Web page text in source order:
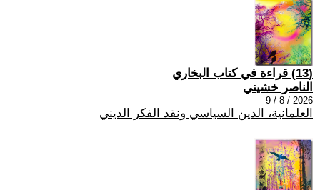
(13) قراءة في كتاب البخاري
الناصر خشيني
2026 / 8 / 9
العلمانية، الدين السياسي ونقد الفكر الديني